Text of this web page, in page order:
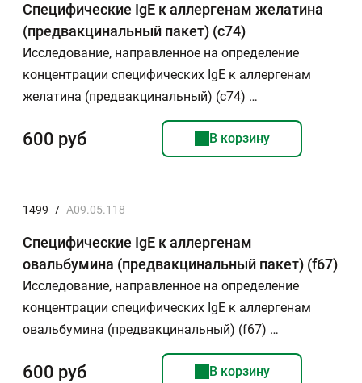
Специфические IgE к аллергенам желатина
(предвакцинальный пакет) (c74)
Исследование, направленное на определение
концентрации специфических IgE к аллергенам
желатина (предвакцинальный) (с74) …
600 руб В корзину
1499 / A09.05.118
Специфические IgE к аллергенам
овальбумина (предвакцинальный пакет) (f67)
Исследование, направленное на определение
концентрации специфических IgE к аллергенам
овальбумина (предвакцинальный) (f67) …
600 руб В корзину